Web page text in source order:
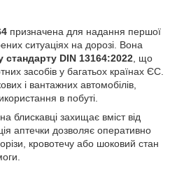
призначена для надання першої
ситуаціях на дорозі. Вона
DIN 13164:2022 , що
засобів у багатьох країнах ЄС.
і вантажних автомобілів,
в побуті.
блискавці захищає вміст від
аптечки дозволяє оперативно
кровотечу або шоковий стан